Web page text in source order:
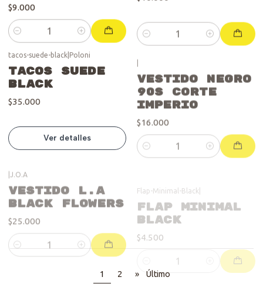
$9.000
Cantidad Cantidad
Se vendió :'(
Tacos Suede
Black
Ver detalles
Vestido Negro
90s Corte
Imperio
$16.000
Cantidad
|J.O.A
black flowers
$25.000
Cantidad
Flap-Minimal-Black
Flap Minimal
$4.500
Cantidad
1 2 » Último